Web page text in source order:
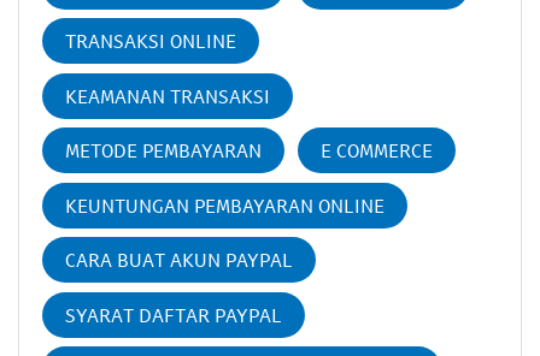
TRANSAKSI ONLINE
KEAMANAN TRANSAKSI
METODE PEMBAYARAN E COMMERCE
KEUNTUNGAN PEMBAYARAN ONLINE
CARA BUAT AKUN PAYPAL
SYARAT DAFTAR PAYPAL